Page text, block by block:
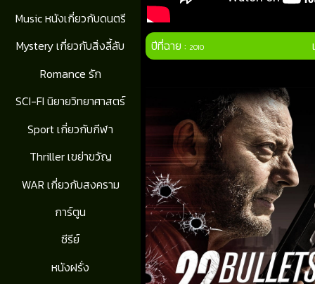
Music หนังเกี่ยวกับดนตรี
Mystery เกี่ยวกับสิ่งลี้ลับ
Romance รัก
SCI-FI นิยายวิทยาศาสตร์
Sport เกี่ยวกับกีฬา
Thriller เขย่าขวัญ
WAR เกี่ยวกับสงคราม
การ์ตูน
ซีรีย์
หนังฝรั่ง
ปีที่ฉาย :2010